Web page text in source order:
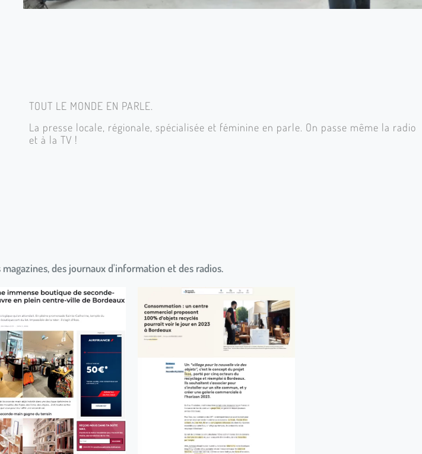
TOUT LE MONDE EN PARLE.
La presse locale, régionale, spécialisée et féminine en parle. On passe même la radio
et à la TV !
des journaux d'information et des radios.